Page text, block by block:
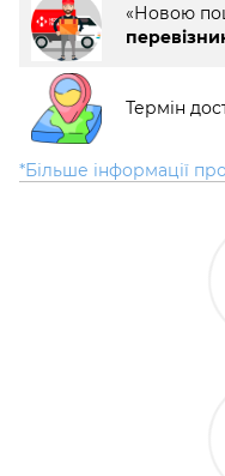
«Новою
Термін
*Більше інформації